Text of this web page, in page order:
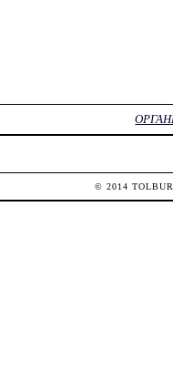
© 2014